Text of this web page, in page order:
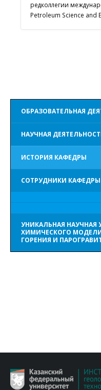
редколлегии
Petroleum Science and
ОБРАЗОВАТЕЛЬНАЯ
НАУЧНАЯ
ИСТОРИЯ КАФЕДРЫ
СОТРУДНИКИ КАФЕДРЫ
УНИКАЛЬНАЯ НАУЧНАЯ
ХИМИЧЕСКОГО
ГОРЕНИЯ И